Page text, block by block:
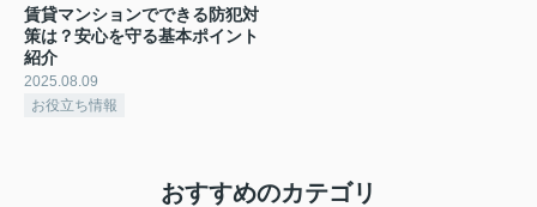
賃貸マンションでできる防犯対
策は？安心を守る基本ポイント
紹介
2025.08.09
お役立ち情報
おすすめのカテゴリ